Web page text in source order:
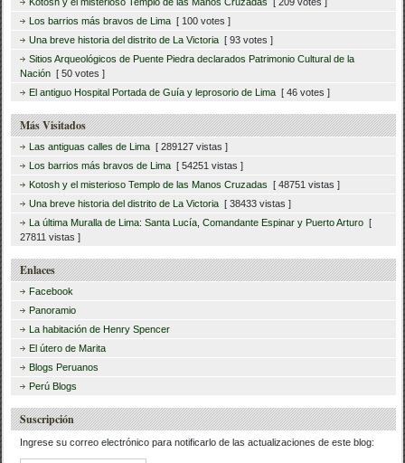
Los barrios más bravos de Lima [ 100 votes ]
Una breve historia del distrito de La Victoria [ 93 votes ]
Sitios Arqueológicos de Puente Piedra declarados Patrimonio Cultural de la
Nación [ 50 votes ]
El antiguo Hospital Portada de Guía y leprosorio de Lima [ 46 votes ]
Más Visitados
Las antiguas calles de Lima [ 289127 vistas ]
Los barrios más bravos de Lima [ 54251 vistas ]
Kotosh y el misterioso Templo de las Manos Cruzadas [ 48751 vistas ]
Una breve historia del distrito de La Victoria [ 38433 vistas ]
La última Muralla de Lima: Santa Lucía, Comandante Espinar y Puerto Arturo [
27811 vistas ]
Enlaces
Facebook
Panoramio
La habitación de Henry Spencer
El útero de Marita
Blogs Peruanos
Perú Blogs
Suscripción
Ingrese su correo electrónico para notificarlo de las actualizaciones de este blog: